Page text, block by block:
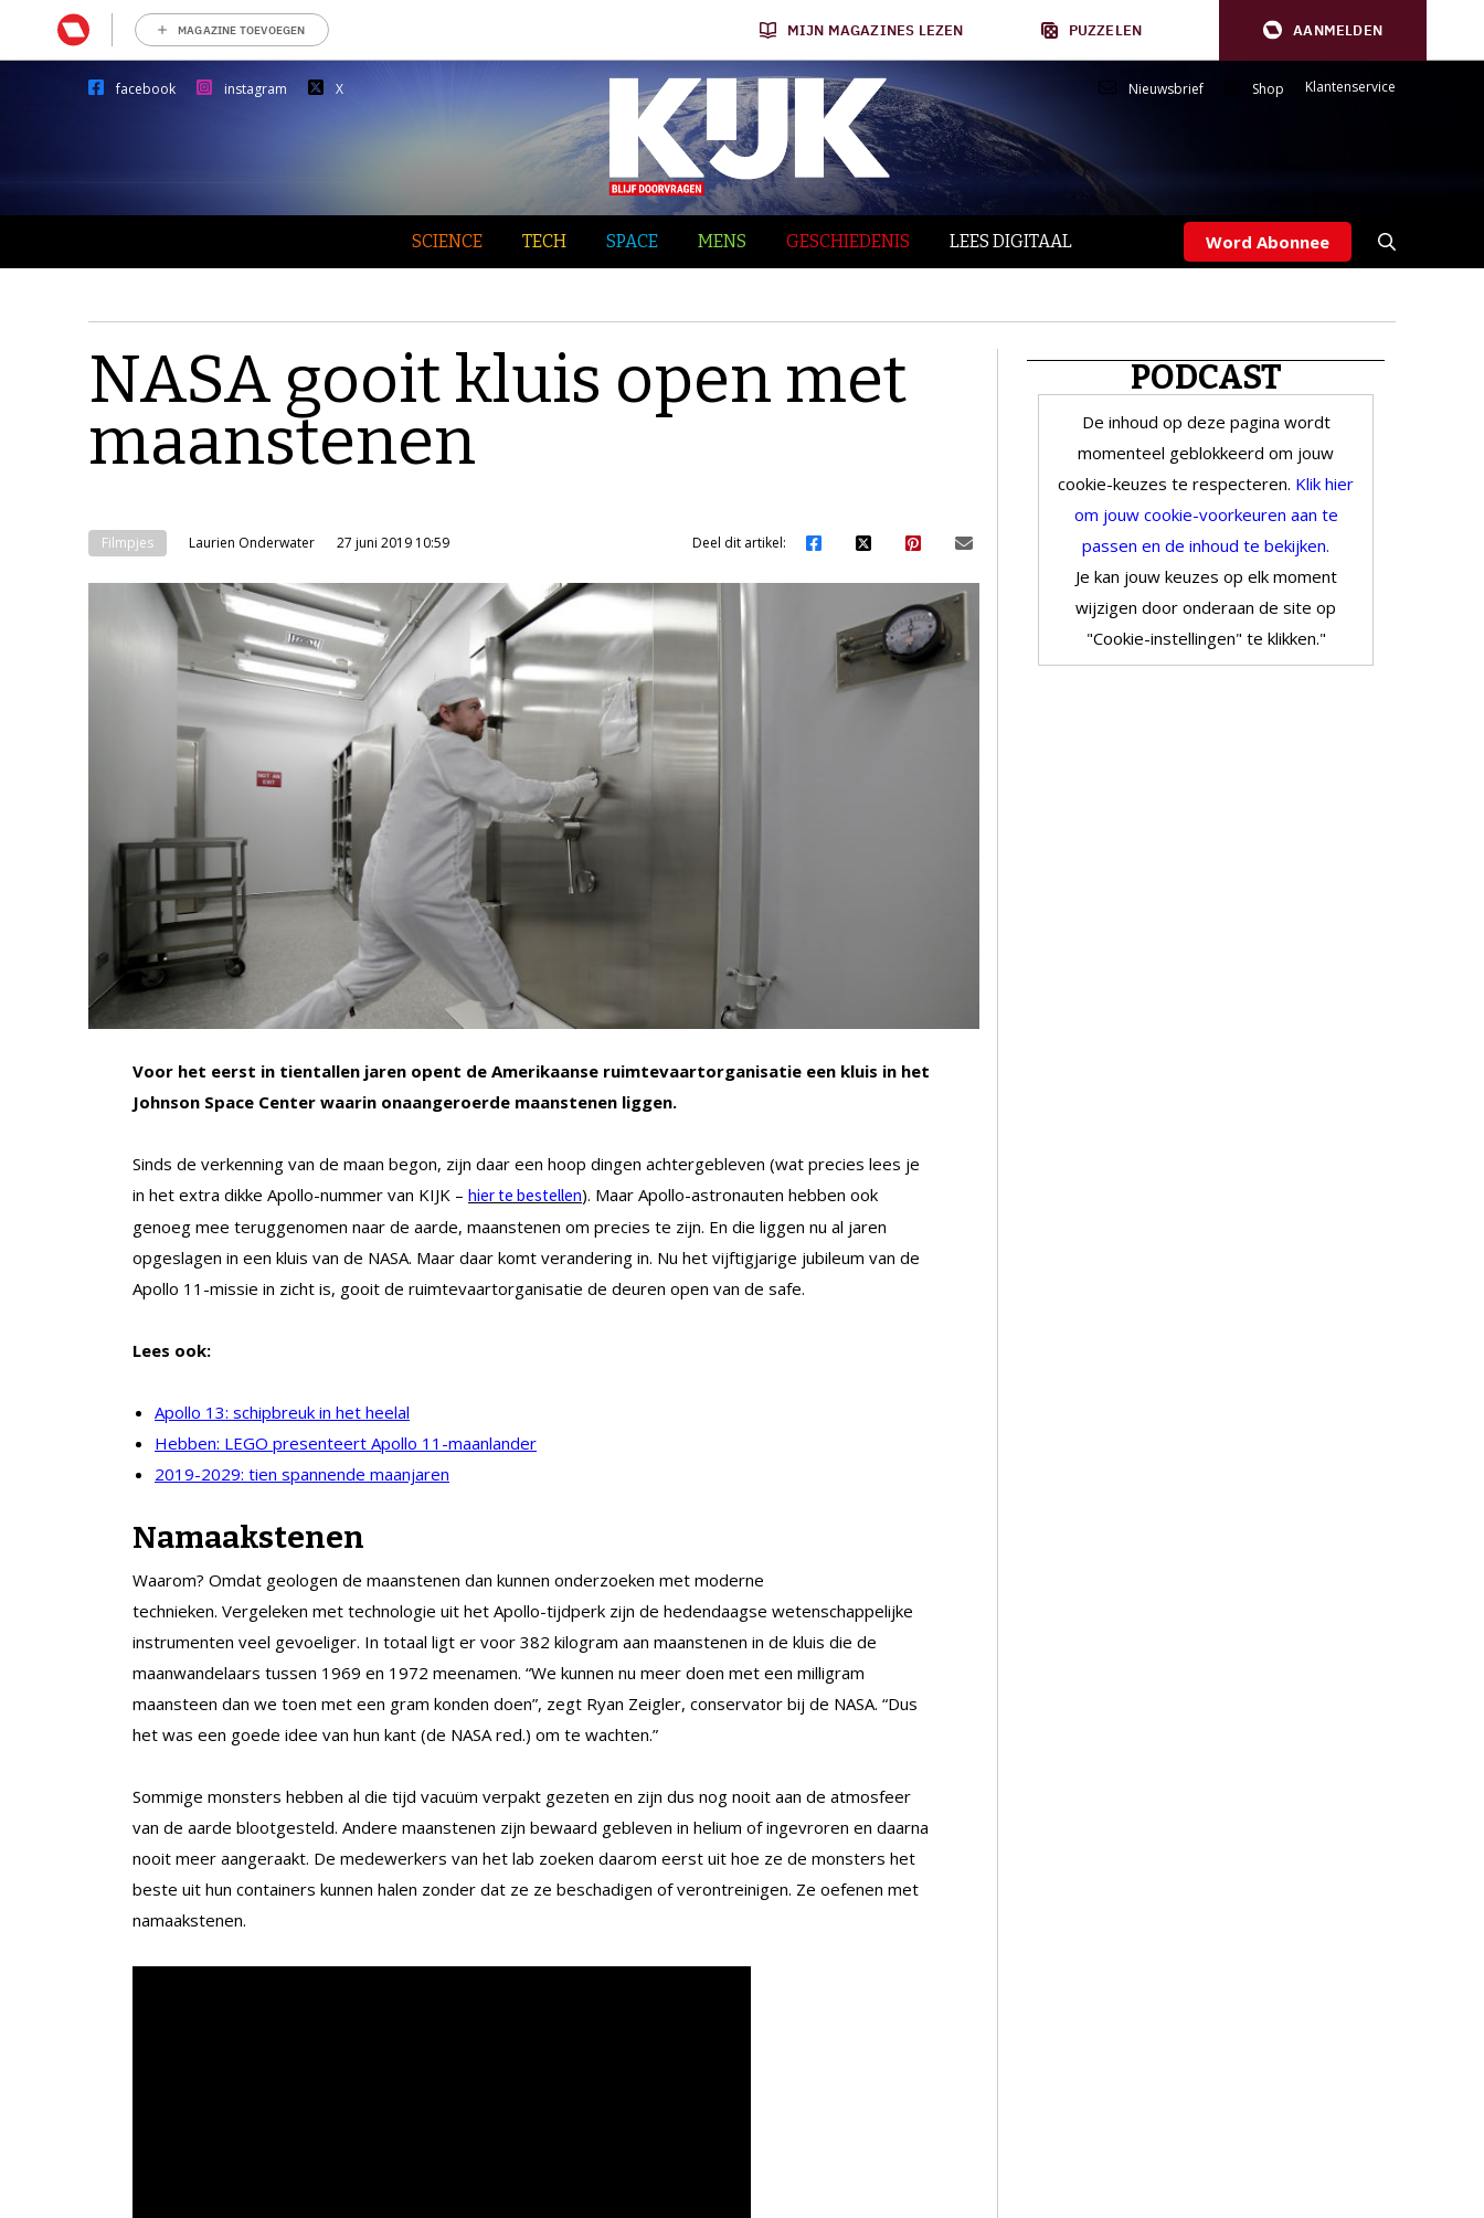
MAGAZINE TOEVOEGEN MIJN MAGAZINES LEZEN PUZZELEN AANMELDEN
facebook instagram X Nieuwsbrief Shop Klantenservice
SCIENCE TECH SPACE MENS GESCHIEDENIS LEES DIGITAAL Word Abonnee
NASA gooit kluis open met
maanstenen
Filmpjes Laurien Onderwater 27 juni 2019 10:59 Deel dit artikel:
Voor het eerst in tientallen jaren opent de Amerikaanse ruimtevaartorganisatie een kluis in het
Johnson Space Center waarin onaangeroerde maanstenen liggen.
Sinds de verkenning van de maan begon, zijn daar een hoop dingen achtergebleven (wat precies lees je
in het extra dikke Apollo-nummer van KIJK – hier te bestellen). Maar Apollo-astronauten hebben ook
genoeg mee teruggenomen naar de aarde, maanstenen om precies te zijn. En die liggen nu al jaren
opgeslagen in een kluis van de NASA. Maar daar komt verandering in. Nu het vijftigjarige jubileum van de
Apollo 11-missie in zicht is, gooit de ruimtevaartorganisatie de deuren open van de safe.
Lees ook:
Apollo 13: schipbreuk in het heelal
Hebben: LEGO presenteert Apollo 11-maanlander
2019-2029: tien spannende maanjaren
Namaakstenen
Waarom? Omdat geologen de maanstenen dan kunnen onderzoeken met moderne
technieken. Vergeleken met technologie uit het Apollo-tijdperk zijn de hedendaagse wetenschappelijke
instrumenten veel gevoeliger. In totaal ligt er voor 382 kilogram aan maanstenen in de kluis die de
maanwandelaars tussen 1969 en 1972 meenamen. “We kunnen nu meer doen met een milligram
maansteen dan we toen met een gram konden doen”, zegt Ryan Zeigler, conservator bij de NASA. “Dus
het was een goede idee van hun kant (de NASA red.) om te wachten.”
Sommige monsters hebben al die tijd vacuüm verpakt gezeten en zijn dus nog nooit aan de atmosfeer
van de aarde blootgesteld. Andere maanstenen zijn bewaard gebleven in helium of ingevroren en daarna
nooit meer aangeraakt. De medewerkers van het lab zoeken daarom eerst uit hoe ze de monsters het
beste uit hun containers kunnen halen zonder dat ze ze beschadigen of verontreinigen. Ze oefenen met
namaakstenen.
PODCAST
De inhoud op deze pagina wordt
momenteel geblokkeerd om jouw
cookie-keuzes te respecteren. Klik hier
om jouw cookie-voorkeuren aan te
passen en de inhoud te bekijken.
Je kan jouw keuzes op elk moment
wijzigen door onderaan de site op
"Cookie-instellingen" te klikken."